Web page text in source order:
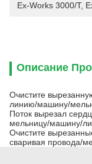
Ex-Works 3000/t,
Описание
Очистите
линию/машину/
Поток вырезал
мельницу/машину/
Очистите
сваривая провода/